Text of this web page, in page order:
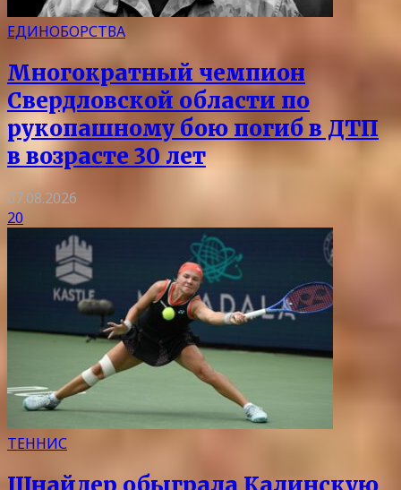
ЕДИНОБОРСТВА
Многократный чемпион
Свердловской области по
рукопашному бою погиб в ДТП
в возрасте 30 лет
07.08.2026
20
ТЕННИС